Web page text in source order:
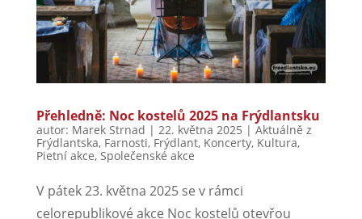
Přehledně: Noc kostelů 2025 na Frýdlantsku
autor: Marek Strnad | 22. května 2025 | Aktuálně z
Frýdlantska, Farnosti, Frýdlant, Koncerty, Kultura,
Pietní akce, Společenské akce
V pátek 23. května 2025 se v rámci
celorepublikové akce Noc kostelů otevřou